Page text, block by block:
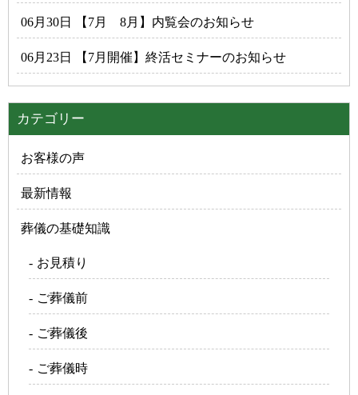
06月30日 【7月 8月】内覧会のお知らせ
06月23日 【7月開催】終活セミナーのお知らせ
カテゴリー
お客様の声
最新情報
葬儀の基礎知識
お見積り
ご葬儀前
ご葬儀後
ご葬儀時